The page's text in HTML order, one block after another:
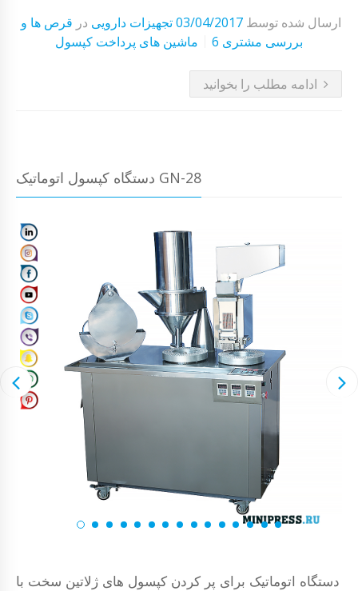
ارسال شده توسط03/04/2017 تجهیزات دارویی در قرص ها و
ماشین های پرداخت کپسول
6 بررسی مشتری
ادامه مطلب را بخوانید
دستگاه کپسول اتوماتیک GN-28
دستگاه اتوماتیک برای پر کردن کپسول های ژلاتین سخت با